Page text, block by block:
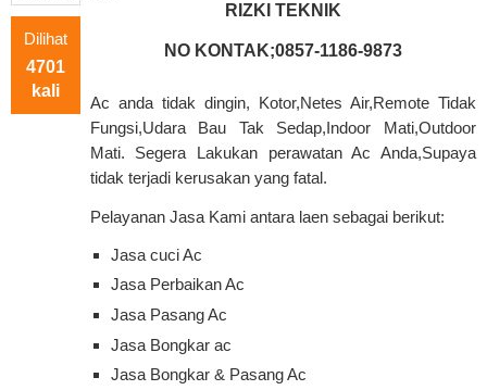
Dilihat
4701
kali
RIZKI TEKNIK
NO KONTAK;0857-1186-9873
Ac anda tidak dingin, Kotor,Netes Air,Remote Tidak
Fungsi,Udara Bau Tak Sedap,Indoor Mati,Outdoor
Mati. Segera Lakukan perawatan Ac Anda,Supaya
tidak terjadi kerusakan yang fatal.
Pelayanan Jasa Kami antara laen sebagai berikut:
Jasa cuci Ac
Jasa Perbaikan Ac
Jasa Pasang Ac
Jasa Bongkar ac
Jasa Bongkar & Pasang Ac